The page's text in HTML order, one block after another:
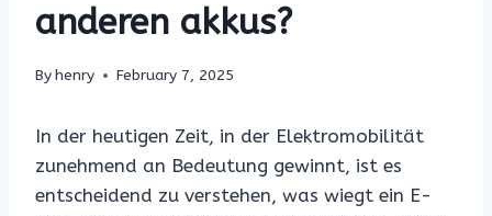
anderen akkus?
Byhenry February 7, 2025
In der heutigen Zeit, in der Elektromobilität
zunehmend an Bedeutung gewinnt, ist es
entscheidend zu verstehen, was wiegt ein E-